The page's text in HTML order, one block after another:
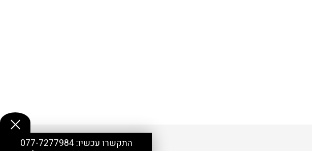
התקשרו עכשיו: 077-7277984